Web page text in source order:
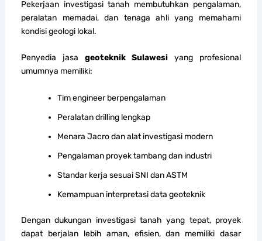
Pekerjaan investigasi tanah membutuhkan pengalaman,
peralatan memadai, dan tenaga ahli yang memahami
kondisi geologi lokal.
Penyedia jasa geoteknik Sulawesi yang profesional
umumnya memiliki:
Tim engineer berpengalaman
Peralatan drilling lengkap
Menara Jacro dan alat investigasi modern
Pengalaman proyek tambang dan industri
Standar kerja sesuai SNI dan ASTM
Kemampuan interpretasi data geoteknik
Dengan dukungan investigasi tanah yang tepat, proyek
dapat berjalan lebih aman, efisien, dan memiliki dasar